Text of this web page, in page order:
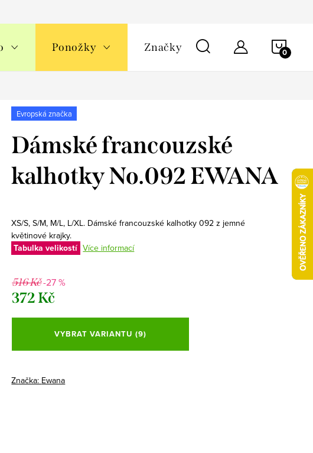
Ponožky Značky
Evropská značka
Dámské francouzské
kalhotky No.092 EWANA
XS/S, S/M, M/L, L/XL. Dámské francouzské kalhotky 092 z jemné
květinové krajky.
Tabulka velikostí Více informací
516 Kč-27 %
372 Kč
Měrná
VYBRAT VARIANTU (9)
Značka: Ewana